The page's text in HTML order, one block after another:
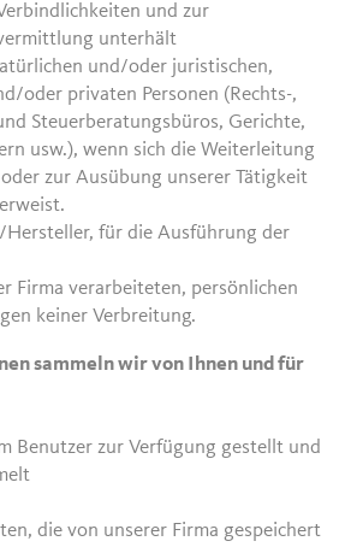
und zur
unterhält
und/oder juristischen,
oder privaten Personen (Rechts-,
Steuerberatungsbüros, Gerichte,
usw.), wenn sich die Weiterleitung
zur Ausübung unserer Tätigkeit
Hersteller, für die Ausführung der
Firma verarbeiteten, persönlichen
keiner Verbreitung.
sammeln wir von Ihnen und für
Benutzer zur Verfügung gestellt und
die von unserer Firma gespeichert